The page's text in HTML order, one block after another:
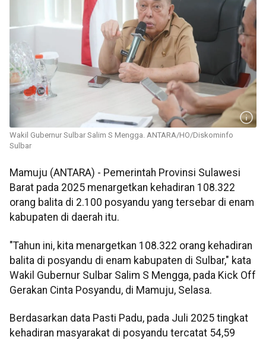
Wakil Gubernur Sulbar Salim S Mengga. ANTARA/HO/Diskominfo
Sulbar
Mamuju (ANTARA) - Pemerintah Provinsi Sulawesi
Barat pada 2025 menargetkan kehadiran 108.322
orang balita di 2.100 posyandu yang tersebar di enam
kabupaten di daerah itu.
"Tahun ini, kita menargetkan 108.322 orang kehadiran
balita di posyandu di enam kabupaten di Sulbar," kata
Wakil Gubernur Sulbar Salim S Mengga, pada Kick Off
Gerakan Cinta Posyandu, di Mamuju, Selasa.
Berdasarkan data Pasti Padu, pada Juli 2025 tingkat
kehadiran masyarakat di posyandu tercatat 54,59